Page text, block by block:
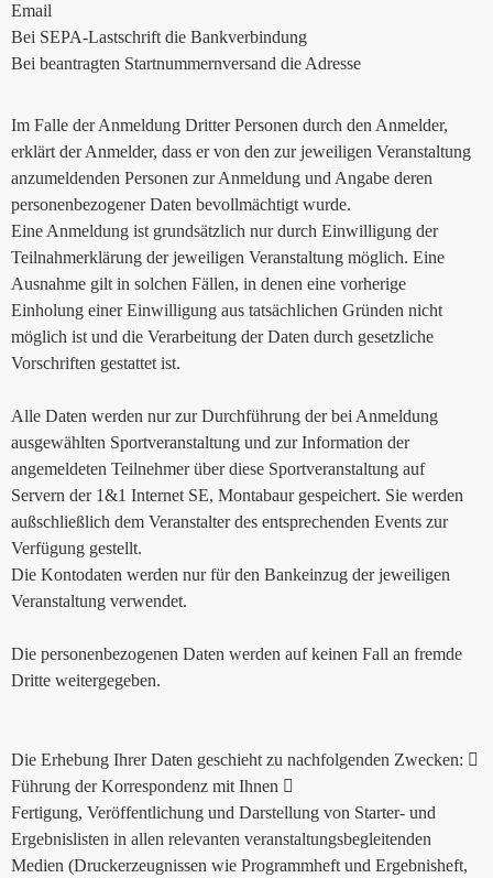
Email
Bei SEPA-Lastschrift die Bankverbindung
Bei beantragten Startnummernversand die Adresse
Im Falle der Anmeldung Dritter Personen durch den Anmelder,
erklärt der Anmelder, dass er von den zur jeweiligen Veranstaltung
anzumeldenden Personen zur Anmeldung und Angabe deren
personenbezogener Daten bevollmächtigt wurde.
Eine Anmeldung ist grundsätzlich nur durch Einwilligung der
Teilnahmerklärung der jeweiligen Veranstaltung möglich. Eine
Ausnahme gilt in solchen Fällen, in denen eine vorherige
Einholung einer Einwilligung aus tatsächlichen Gründen nicht
möglich ist und die Verarbeitung der Daten durch gesetzliche
Vorschriften gestattet ist.
Alle Daten werden nur zur Durchführung der bei Anmeldung
ausgewählten Sportveranstaltung und zur Information der
angemeldeten Teilnehmer über diese Sportveranstaltung auf
Servern der 1&1 Internet SE, Montabaur gespeichert. Sie werden
außschließlich dem Veranstalter des entsprechenden Events zur
Verfügung gestellt.
Die Kontodaten werden nur für den Bankeinzug der jeweiligen
Veranstaltung verwendet.
Die personenbezogenen Daten werden auf keinen Fall an fremde
Dritte weitergegeben.
Die Erhebung Ihrer Daten geschieht zu nachfolgenden Zwecken: 
Führung der Korrespondenz mit Ihnen 
Fertigung, Veröffentlichung und Darstellung von Starter- und
Ergebnislisten in allen relevanten veranstaltungsbegleitenden
Medien (Druckerzeugnissen wie Programmheft und Ergebnisheft,